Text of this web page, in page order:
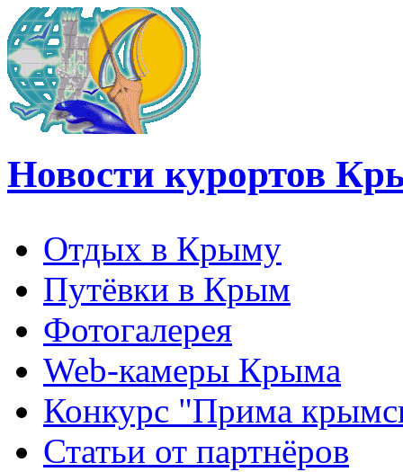
Новости курортов
Отдых в Крыму
Путёвки в Крым
Фотогалерея
Web-камеры Крыма
Конкурс "Прима
Статьи от партнёров